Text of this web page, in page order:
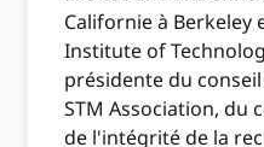
Californie à Berkeley
Institute of
présidente du
STM Association, du
de l'intégrité de la